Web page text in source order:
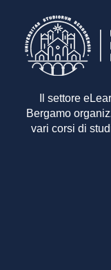
Il settore
Bergamo
vari corsi di